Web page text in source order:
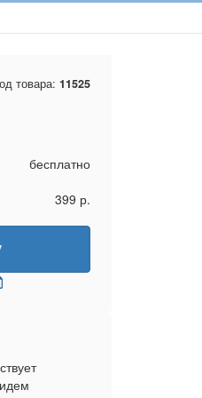
товара: 11525
бесплатно
399 р.